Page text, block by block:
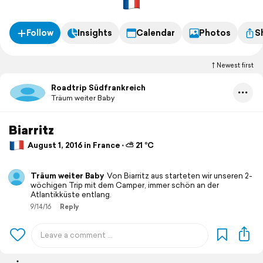
Follow Insights Calendar Photos
Newest first
Roadtrip Südfrankreich
Träum weiter Baby
Biarritz
August 1, 2016 in France ⋅ ⛅ 21 °C
Träum weiter Baby Von Biarritz aus starteten wir unseren 2-
wöchigen Trip mit dem Camper, immer schön an der
Atlantikküste entlang.
9/14/16 Reply